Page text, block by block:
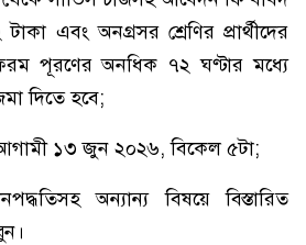
টাকা এবং অনগ্রসর শ্রেণির প্রার্থীদের
পূরণের অনধিক ৭২ ঘণ্টার মধ্যে
দিতে হবে;
১৩ জুন ২০২৬, বিকেল ৫টা;
অন্যান্য বিষয়ে বিস্তারিত